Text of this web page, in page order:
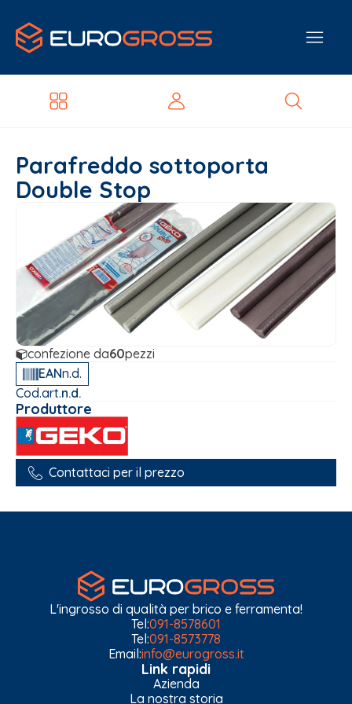
Parafreddo sottoporta
Double Stop
confezione da60pezzi
EANn.d.
Cod.art.n.d.
Produttore
Contattaci per il prezzo
L'ingrosso di qualità per brico e ferramenta!
Tel:091-8578601
Tel:091-8573778
Email:info@eurogross.it
Link rapidi
Azienda
La nostra storia